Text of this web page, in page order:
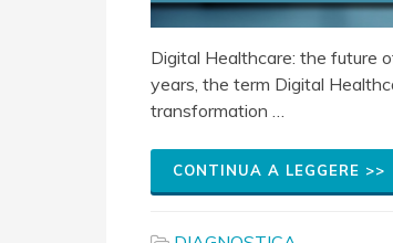
Digital Healthcare: the future
years, the term Digital
transformation …
CONTINUA A LEGGERE >>